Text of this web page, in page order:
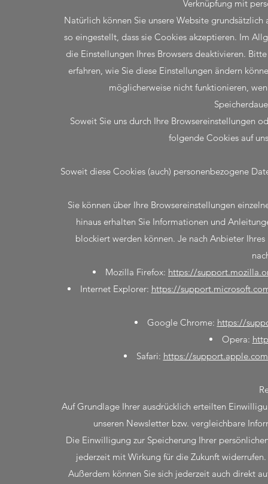
Verknüpfung mit
Natürlich können Sie unsere Website
so eingestellt, dass sie Cookies akzeptieren. Im
die Einstellungen Ihres Browsers deaktivieren.
erfahren, wie Sie diese Einstellungen ändern
möglicherweise nicht funktionieren,
Soweit Sie uns durch Ihre Browsereinstellungen
folgende Cookies auf
Soweit diese Cookies (auch) personenbezogene
Sie können über Ihre Browsereinstellungen
hinaus erhalten Sie Informationen und
blockiert werden können. Je nach Anbieter
Mozilla Firefox: https://
Internet Explorer: https://
Google Chrome: https://
Opera:
Safari: https://
Auf Grundlage Ihrer ausdrücklich erteilten
unseren Newsletter bzw. vergleichbare
Die Einwilligung zur Speicherung Ihrer
jederzeit mit Wirkung für die Zukunft
Außerdem können Sie sich jederzeit auch direkt